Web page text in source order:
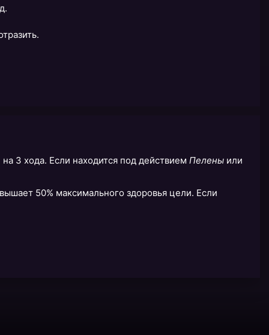
на 3 хода. Если находится под действием Пелены или
50% максимального здоровья цели. Если